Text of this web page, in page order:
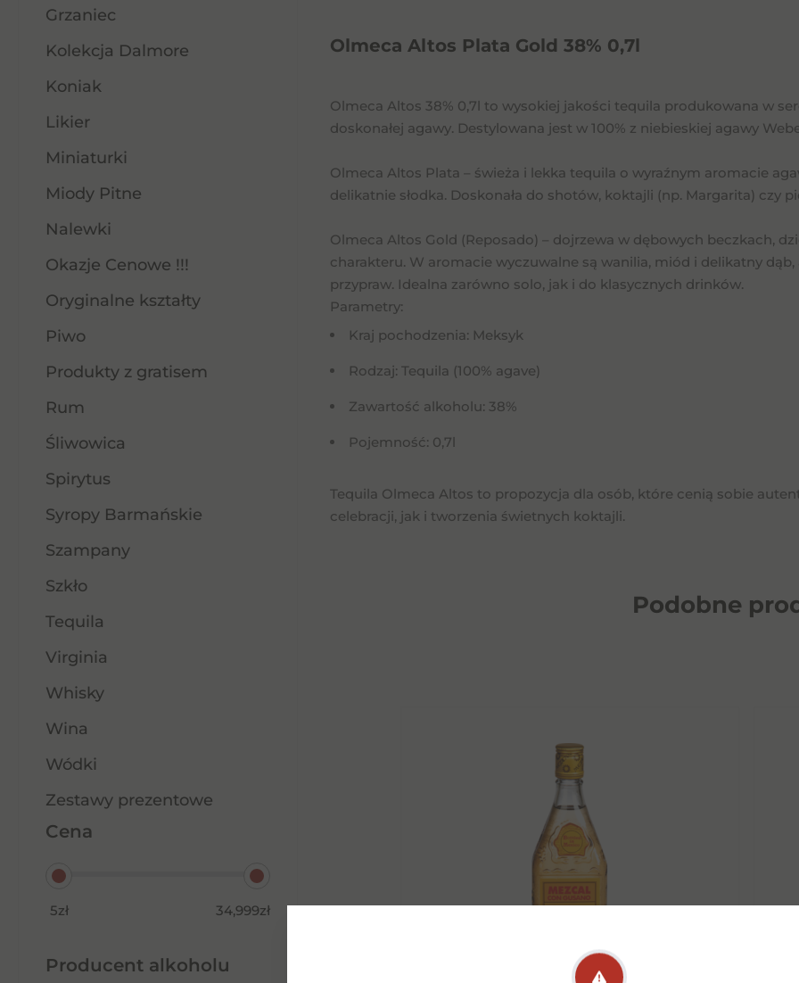
Grzaniec
Kolekcja Dalmore
Koniak
Likier
Miniaturki
Miody Pitne
Nalewki
Okazje Cenowe !!!
Oryginalne kształty
Piwo
Produkty z gratisem
Rum
Śliwowica
Spirytus
Syropy Barmańskie
Szampany
Szkło
Tequila
Virginia
Whisky
Wina
Wódki
Zestawy prezentowe
Cena
5zł 34,999zł
Producent alkoholu
Olmeca Altos Plata Gold 38% 0,7l
Olmeca Altos 38% 0,7l to wysokiej jakości tequila produkowana w
doskonałej agawy. Destylowana jest w 100% z niebieskiej agawy
Olmeca Altos Plata – świeża i lekka tequila o wyraźnym aromacie
delikatnie słodka. Doskonała do shotów, koktajli (np. Margarita) czy
Olmeca Altos Gold (Reposado) – dojrzewa w dębowych beczkach,
charakteru. W aromacie wyczuwalne są wanilia, miód i delikatny
przypraw. Idealna zarówno solo, jak i do klasycznych drinków.
Parametry:
Kraj pochodzenia: Meksyk
Rodzaj: Tequila (100% agave)
Zawartość alkoholu: 38%
Pojemność: 0,7l
Tequila Olmeca Altos to propozycja dla osób, które cenią sobie
celebracji, jak i tworzenia świetnych koktajli.
Podobne